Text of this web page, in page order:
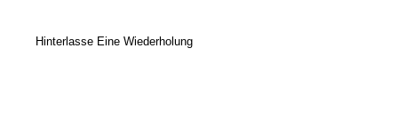
Hinterlasse Eine Wiederholung